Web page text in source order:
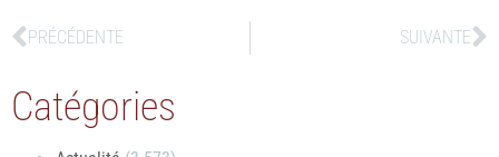
PRÉCÉDENTE SUIVANTE
Catégories